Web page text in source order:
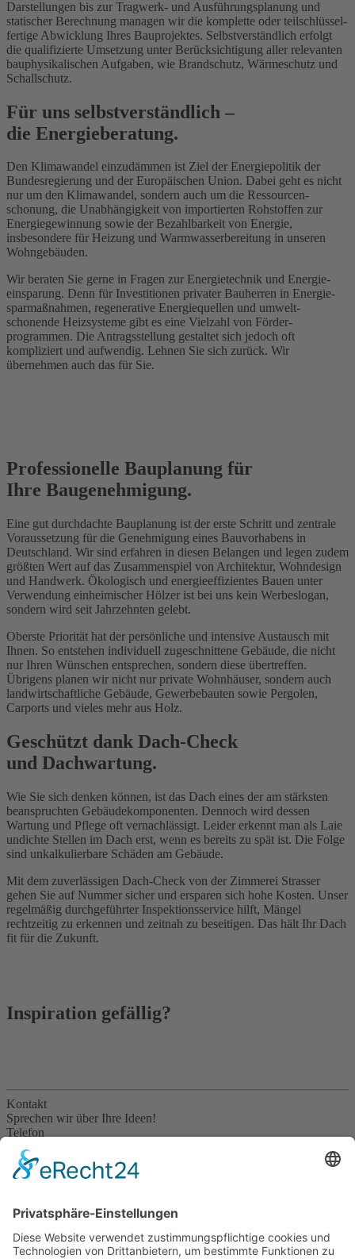
Darstellungen bis zur Tragwerk- und Ausführungs­planung und
statischer Berechnung managen wir die komplette oder teil­schlüssel­
fertige Abwicklung Ihres Bauprojektes. Selbstverständlich erfolgt
die qualifizierte Umsetzung unter Berücksichtigung aller relevanten
bauphysikalischen Aufgaben, wie Brandschutz, Wärmeschutz und
Schallschutz.
Für uns selbstverständlich –
die Energieberatung.
Den Klimawandel einzudämmen ist Ziel der Energie­politik der
Bundes­regierung und der Europäischen Union. Dabei geht es nicht
nur um den Klimawandel, sondern auch um die Ressourcen­
schonung, die Unabhängig­keit von importierten Rohstoffen zur
Energie­gewinnung sowie der Bezahl­barkeit von Energie,
insbesondere für Heizung und Warmwasser­bereitung in unseren
Wohngebäuden.
Wir beraten Sie gerne in Fragen zur Energie­technik und Energie­
einsparung. Denn für Investitionen privater Bauherren in Energie­
spar­maßnahmen, regenerative Energie­quellen und umwelt­
schonende Heiz­systeme gibt es eine Vielzahl von Förder­
programmen. Die Antrags­stellung gestaltet sich jedoch oft
kompliziert und aufwendig. Lehnen Sie sich zurück. Wir
übernehmen auch das für Sie.
Professionelle Bauplanung für
Ihre Baugenehmigung.
Eine gut durchdachte Bauplanung ist der erste Schritt und zentrale
Voraus­setzung für die Genehmigung eines Bauvor­habens in
Deutschland. Wir sind erfahren in diesen Belangen und legen zudem
größten Wert auf das Zusammen­spiel von Architektur, Wohndesign
und Handwerk. Ökologisch und energie­effizientes Bauen unter
Verwendung einheimischer Hölzer ist bei uns kein Werbeslogan,
sondern wird seit Jahr­zehnten gelebt.
Oberste Priorität hat der persönliche und intensive Austausch mit
Ihnen. So entstehen individuell zugeschnittene Gebäude, die nicht
nur Ihren Wünschen entsprechen, sondern diese übertreffen.
Übrigens planen wir nicht nur private Wohnhäuser, sondern auch
landwirt­schaftliche Gebäude, Gewerbe­bauten sowie Pergolen,
Carports und vieles mehr aus Holz.
Geschützt dank Dach-Check
und Dachwartung.
Wie Sie sich denken können, ist das Dach eines der am stärksten
beanspruchten Gebäude­komponenten. Dennoch wird dessen
Wartung und Pflege oft vernachlässigt. Leider erkennt man als Laie
undichte Stellen im Dach erst, wenn es bereits zu spät ist. Die Folge
sind unkalku­lierbare Schäden am Gebäude.
Mit dem zuver­lässigen Dach-Check von der Zimmerei Strasser
gehen Sie auf Nummer sicher und ersparen sich hohe Kosten. Unser
regelmäßig durchgeführter Inspektions­service hilft, Mängel
rechtzeitig zu erkennen und zeitnah zu beseitigen. Das hält Ihr Dach
fit für die Zukunft.
Inspiration gefällig?
Kontakt
Sprechen wir über Ihre Ideen!
Telefon
08036 4133
E-Mail
info@strasser-holzhaus.de
Petzgersdorf 2